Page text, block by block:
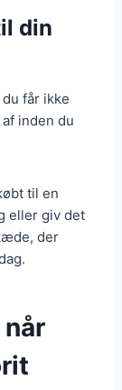
din
får ikke
inden du
til en
eller giv det
der